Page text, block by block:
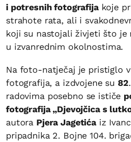
i potresnih fotografijakoje
strahote rata, ali i
koji su nastojali živjeti što je
u izvanrednim okolnostima.
Na foto-natječaj je pristiglo
fotografija, a izdvojene su 82
radovima posebno se ističe
fotografija „Djevojčica s
autora Pjera Jagetićaiz
pripadnika 2. Bojne 104.